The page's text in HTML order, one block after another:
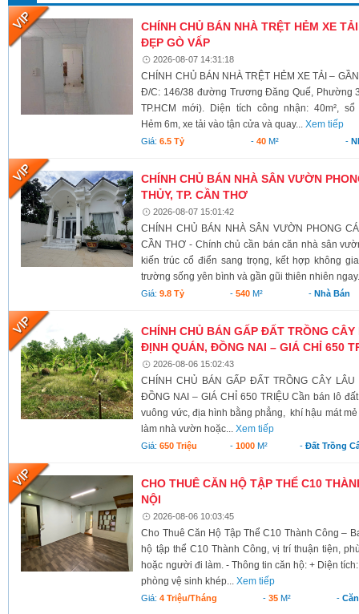
CHÍNH CHỦ BÁN NHÀ TRỆT HẺM XE
ĐẸP GÒ VẤP
2026-08-07 14:31:18
CHÍNH CHỦ BÁN NHÀ TRỆT HẺM XE TẢI –
Đ/C: 146/38 đường Trương Đăng Quế, Phường
TP.HCM mới). Diện tích công nhận: 40m²,
Hẻm 6m, xe tải vào tận cửa và quay...Xem tiếp
Giá:6.5 Tỷ -40 M² -
CHÍNH CHỦ BÁN NHÀ SÂN VƯỜN
THỦY, TP. CẦN THƠ
2026-08-07 15:01:42
CHÍNH CHỦ BÁN NHÀ SÂN VƯỜN PHONG
CẦN THƠ - Chính chủ cần bán căn nhà sân
kiến trúc cổ điển sang trọng, kết hợp không
trường sống yên bình và gần gũi thiên nhiên
Giá:9.8 Tỷ -540 M² - Nhà Bán
CHÍNH CHỦ BÁN GẤP ĐẤT TRỒNG
ĐỊNH QUÁN, ĐỒNG NAI – GIÁ CHỈ 650
2026-08-06 15:02:43
CHÍNH CHỦ BÁN GẤP ĐẤT TRỒNG CÂY LÂU
ĐỒNG NAI – GIÁ CHỈ 650 TRIỆU Cần bán lô
vuông vức, địa hình bằng phẳng, khí hậu mát
làm nhà vườn hoặc...Xem tiếp
Giá:650 Triệu - 1000M² -Đất Trồng
CHO THUÊ CĂN HỘ TẬP THỂ C10
NỘI
2026-08-06 10:03:45
Cho Thuê Căn Hộ Tập Thể C10 Thành Công –
hộ tập thể C10 Thành Công, vị trí thuận tiện,
hoặc người đi làm. - Thông tin căn hộ: + Diện
phòng vệ sinh khép...Xem tiếp
Giá:4 Triệu/tháng -35 M² -